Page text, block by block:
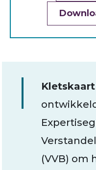
Kletskaart
(VVB) om